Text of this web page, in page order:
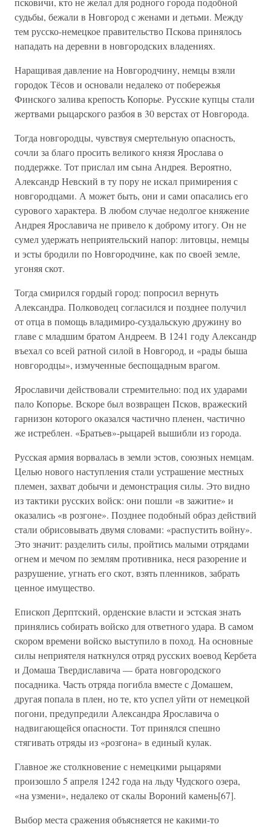
судьбы, бежали в Новгород с женами и детьми. Между
тем русско-немецкое правительство Пскова принялось
нападать на деревни в новгородских владениях.
Наращивая давление на Новгородчину, немцы взяли
городок Тёсов и основали недалеко от побережья
Финского залива крепость Копорье. Русские купцы стали
жертвами рыцарского разбоя в 30 верстах от Новгорода.
Тогда новгородцы, чувствуя смертельную опасность,
сочли за благо просить великого князя Ярослава о
поддержке. Тот прислал им сына Андрея. Вероятно,
Александр Невский в ту пору не искал примирения с
новгородцами. А может быть, они и сами опасались его
сурового характера. В любом случае недолгое княжение
Андрея Ярославича не привело к доброму итогу. Он не
сумел удержать неприятельский напор: литовцы, немцы
и эсты бродили по Новгородчине, как по своей земле,
угоняя скот.
Тогда смирился гордый город: попросил вернуть
Александра. Полководец согласился и позднее получил
от отца в помощь владимиро-суздальскую дружину во
главе с младшим братом Андреем. В 1241 году Александр
въехал со всей ратной силой в Новгород, и «рады быша
новгородцы», измученные беспощадным врагом.
Ярославичи действовали стремительно: под их ударами
пало Копорье. Вскоре был возвращен Псков, вражеский
гарнизон которого оказался частично пленен, частично
же истреблен. «Братьев»-рыцарей вышибли из города.
Русская армия ворвалась в земли эстов, союзных немцам.
Целью нового наступления стали устрашение местных
племен, захват добычи и демонстрация силы. Это видно
из тактики русских войск: они пошли «в зажитие» и
оказались «в розгоне». Позднее подобный образ действий
стали обрисовывать двумя словами: «распустить войну».
Это значит: разделить силы, пройтись малыми отрядами
огнем и мечом по землям противника, неся разорение и
разрушение, угнать его скот, взять пленников, забрать
ценное имущество.
Епископ Дерптский, орденские власти и эстская знать
принялись собирать войско для ответного удара. В самом
скором времени войско выступило в поход. На основные
силы неприятеля наткнулся отряд русских воевод Кербета
и Домаша Твердиславича — брата новгородского
посадника. Часть отряда погибла вместе с Домашем,
другая попала в плен, но те, кто успел уйти от немецкой
погони, предупредили Александра Ярославича о
надвигающейся опасности. Тот принялся спешно
стягивать отряды из «розгона» в единый кулак.
Главное же столкновение с немецкими рыцарями
произошло 5 апреля 1242 года на льду Чудского озера,
«на узмени», недалеко от скалы Вороний камень[67].
Выбор места сражения объясняется не какими-то